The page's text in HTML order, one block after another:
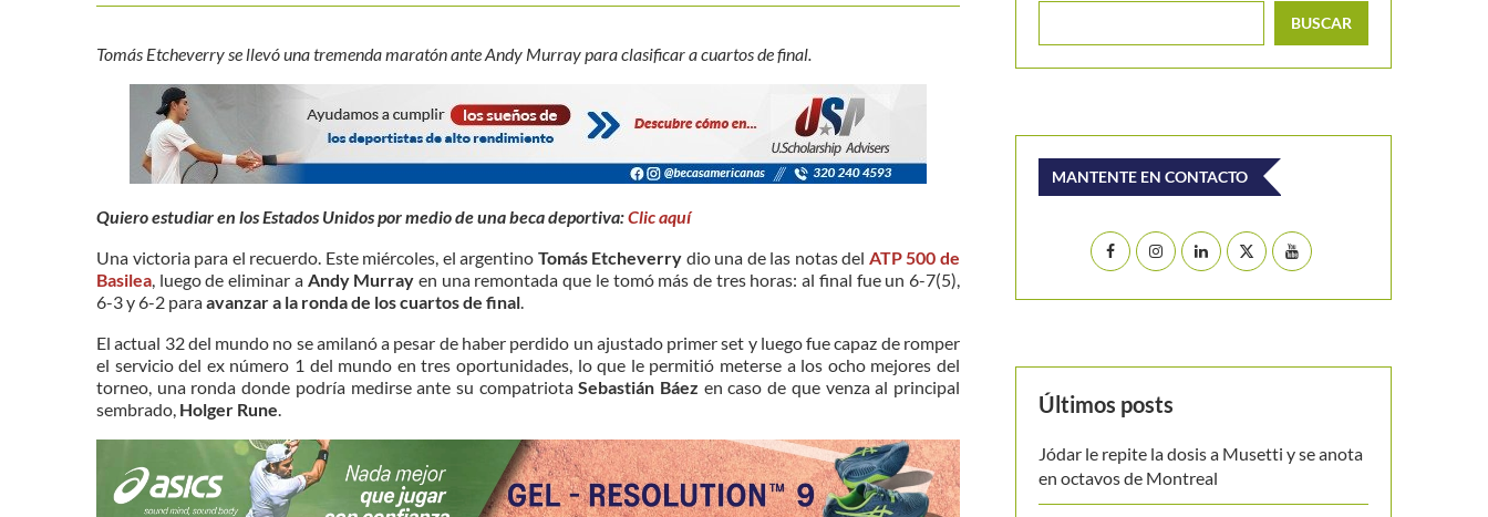
Tomás Etcheverry se llevó una tremenda maratón ante Andy Murray para clasificar a cuartos de final.
Quiero estudiar en los Estados Unidos por medio de una beca deportiva:Clic aquí
Una victoria para el recuerdo. Este miércoles, el argentino Tomás Etcheverry dio una de las notas del ATP 500 de
Basilea, luego de eliminar a Andy Murray en una remontada que le tomó más de tres horas: al final fue un 6-7(5),
6-3 y 6-2 paraavanzar a la ronda de los cuartos de final.
El actual 32 del mundo no se amilanó a pesar de haber perdido un ajustado primer set y luego fue capaz de romper
el servicio del ex número 1 del mundo en tres oportunidades, lo que le permitió meterse a los ocho mejores del
torneo, una ronda donde podría medirse ante su compatriotaSebastián Báez en caso de que venza al principal
sembrado, Holger Rune.
BUSCAR
MANTENTE EN CONTACTO
Últimos posts
Jódar le repite la dosis a Musetti y se anota
en octavos de Montreal